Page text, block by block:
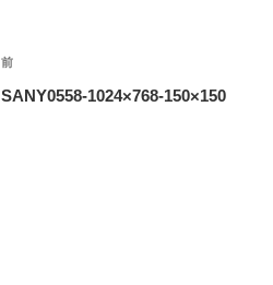
投
稿
前
の
前
SANY0558-1024×768-150×150